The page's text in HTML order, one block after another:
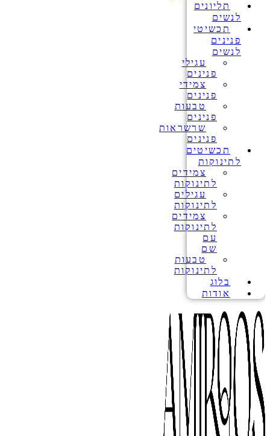
תליונים
לנשים
תכשיטי
פנינים
לנשים
עגילי
פנינים
צמידי
פנינים
טבעות
פנינים
שרשראות
פנינים
תכשיטים
לתינוקות
צמידים
לתינוקות
עגילים
לתינוקות
צמידים
לתינוקות
עם
שם
טבעות
לתינוקות
בלוג
אודות